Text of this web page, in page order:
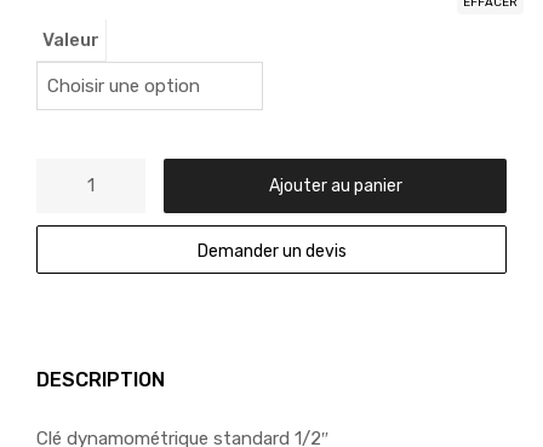
Valeur
Ajouter au panier
Demander un devis
DESCRIPTION
Clé dynamométrique standard 1/2″